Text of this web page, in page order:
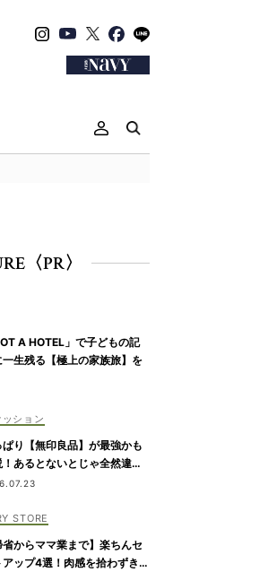
〈PR〉
A HOTEL」で子どもの記
一生残る【極上の家族旅】を
ッション
ぱり【無印良品】が最強かも
！あるとないとじゃ全然違う
のQOL爆上げアイテム」
STORE
省からママ業まで】楽ちんセ
アップ4選！肉感を拾わずきれ